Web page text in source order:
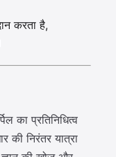
करता है,
का प्रतिनिधित्व
की निरंतर यात्रा